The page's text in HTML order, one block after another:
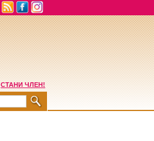
СТАНИ ЧЛЕН!